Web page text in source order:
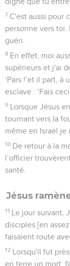
7 C'est aussi pour
personne vers toi.
guéri.
8 En effet, moi
supérieurs et j'ai
‘Pars !’et il part, à
esclave : ‘Fais
9 Lorsque Jésus
tournant vers la
même en Israël je
10 De retour à la
l’officier
santé.
Jésus
11 Le jour suivant,
disciples [en
faisaient route
12 Lorsqu'il fut
en terre un mort,